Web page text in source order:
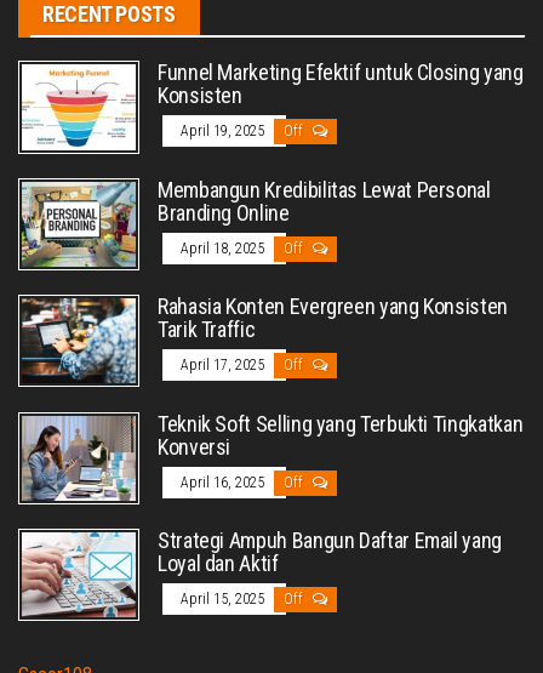
RECENT POSTS
Funnel Marketing Efektif untuk Closing yang
Konsisten
April 19, 2025 Off
Membangun Kredibilitas Lewat Personal
Branding Online
April 18, 2025 Off
Rahasia Konten Evergreen yang Konsisten
Tarik Traffic
April 17, 2025 Off
Teknik Soft Selling yang Terbukti Tingkatkan
Konversi
April 16, 2025 Off
Strategi Ampuh Bangun Daftar Email yang
Loyal dan Aktif
April 15, 2025 Off